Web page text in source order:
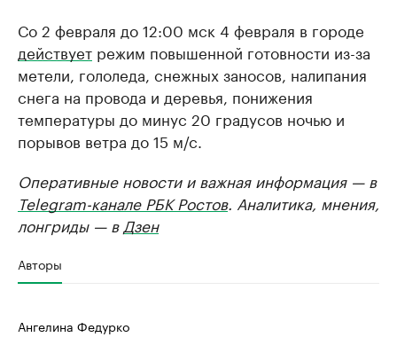
Со 2 февраля до 12:00 мск 4 февраля в городе
действует режим повышенной готовности из-за
метели, гололеда, снежных заносов, налипания
снега на провода и деревья, понижения
температуры до минус 20 градусов ночью и
порывов ветра до 15 м/с.
Оперативные новости и важная информация — в
Telegram-канале РБК Ростов. Аналитика, мнения,
лонгриды — в Дзен
Авторы
Ангелина Федурко